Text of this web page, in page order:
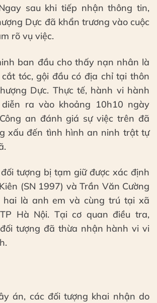
sau khi tiếp nhận thông tin,
Dực đã khẩn trương vào cuộc
rõ vụ việc.
ban đầu cho thấy nạn nhân là
tóc, gội đầu có địa chỉ tại thôn
Dực. Thực tế, hành vi hành
ra vào khoảng 10h10 ngày
an đánh giá sự việc trên đã
xấu đến tình hình an ninh trật tự
tượng bị tạm giữ được xác định
(SN 1997) và Trần Văn Cường
hai là anh em và cùng trú tại xã
Hà Nội. Tại cơ quan điều tra,
tượng đã thừa nhận hành vi vi
án, các đối tượng khai nhận do